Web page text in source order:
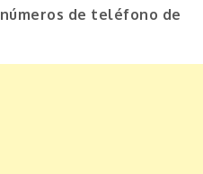
números de teléfono de